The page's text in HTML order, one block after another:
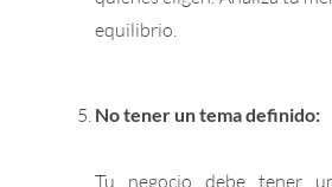
equilibrio.
No tener un tema definido:
Tu negocio debe tener